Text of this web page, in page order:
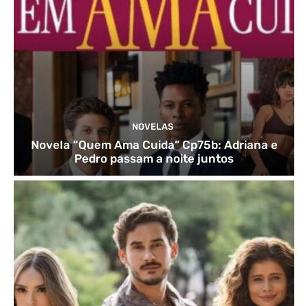
NOVELAS
Novela “Quem Ama Cuida” Cp75b: Adriana e
Pedro passam a noite juntos